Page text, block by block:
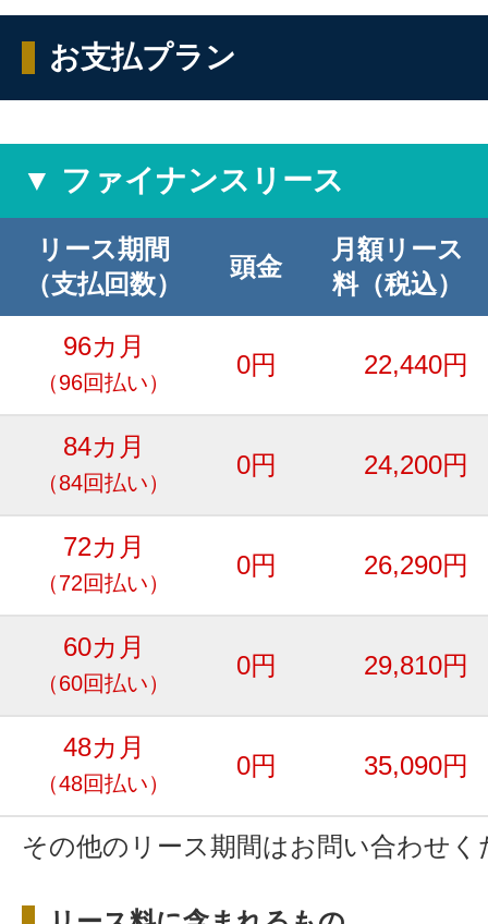
お支払プラン
▼ ファイナンスリース
リース期間
（支払回数）
頭金
月額リース
料（税込）
96カ月
（96回払い）
0円 22,440円
84カ月
（84回払い）
0円 24,200円
72カ月
（72回払い）
0円 26,290円
60カ月
（60回払い）
0円 29,810円
48カ月
（48回払い）
0円 35,090円
その他のリース期間はお問い合わせく